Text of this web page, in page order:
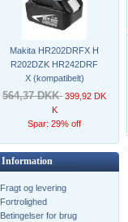
Makita HR202DRFX H
R202DZK HR242DRF
X (kompatibelt)
564,37 DKK 399,92 DK
K
Spar: 29% off
Information
Fragt og levering
Fortrolighed
Betingelser for brug